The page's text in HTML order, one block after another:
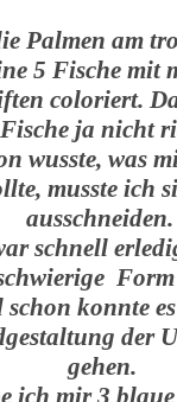
Palmen am
5 Fische mit
coloriert.
ja nicht
wusste, was
musste ich
ausschneiden.
schnell
schon konnte
der
gehen.
ich mir 3 blaue